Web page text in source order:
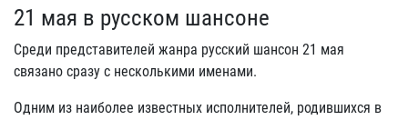
21 мая в русском шансоне
Среди представителей жанра русский шансон 21 мая
связано сразу с несколькими именами.
Одним из наиболее известных исполнителей, родившихся в